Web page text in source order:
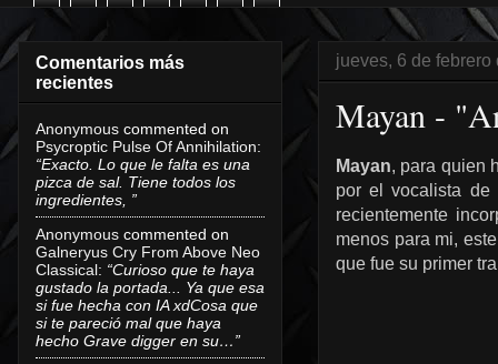
jueves, 6 de febrero
Mayan -
Mayan, para quien
por el vocalista de
recientemente
menos para mi,
que fue su primer
Comentarios más
recientes
Anonymous commented on
Psycroptic Pulse Of Annihilation:
“Exacto. Lo que le falta es una
pizca de sal. Tiene todos los
ingredientes, ”
Anonymous commented on
Galneryus Cry From Above Neo
Classical: “Curioso que te haya
gustado la portada... Ya que esa
si fue hecha con IA xdCosa que
si te pareció mal que haya
hecho Grave digger en su…”